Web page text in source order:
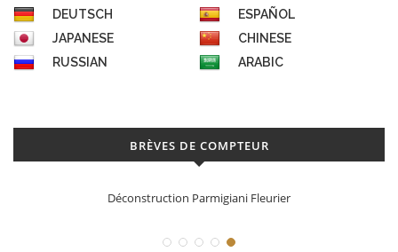
DEUTSCH
ESPAÑOL
JAPANESE
CHINESE
RUSSIAN
ARABIC
BRÈVES DE COMPTEUR
Déconstruction Parmigiani Fleurier